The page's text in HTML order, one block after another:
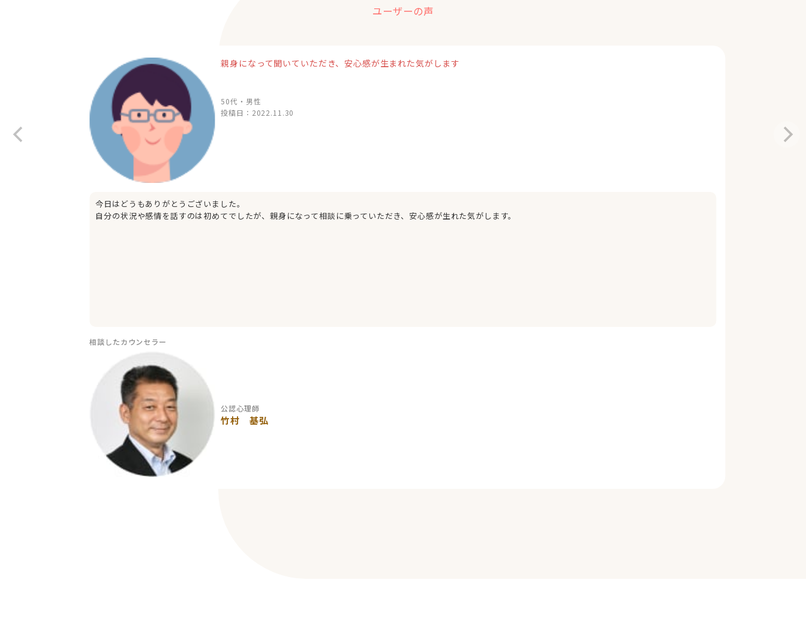
ユーザーの声
親身になって聞いていただき、安心感が生まれた気がします
50代・男性
投稿日： 2022.11.30
今日はどうもありがとうございました。
自分の状況や感情を話すのは初めてでしたが、親身になって相談に乗っていただき、安心感が生れた気がします。
相談したカウンセラー
公認心理師
竹村 基弘